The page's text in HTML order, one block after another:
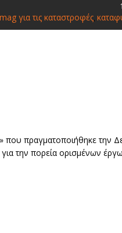
για τις καταστροφές,
που πραγματοποιήθηκε την
για την πορεία ορισμένων